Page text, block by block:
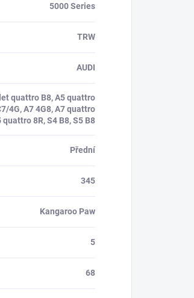
5000 Series
TRW
AUDI
quattro B8, A5 quattro
4G, A7 4G8, A7 quattro
quattro 8R, S4 B8, S5 B8
Přední
345
Kangaroo Paw
5
68